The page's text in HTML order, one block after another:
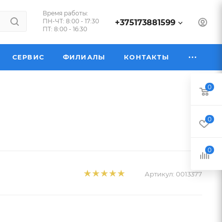
Время работы:
ПН-ЧТ: 8:00 - 17:30
ПТ: 8:00 - 16:30
+375173881599
СЕРВИС ФИЛИАЛЫ КОНТАКТЫ
Артикул: 0013377
0
0
0